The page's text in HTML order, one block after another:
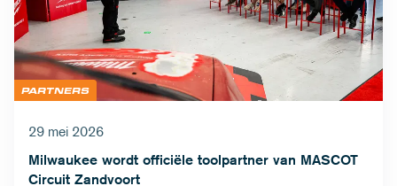
PARTNERS
29 mei 2026
Milwaukee wordt officiële toolpartner van MASCOT
Circuit Zandvoort